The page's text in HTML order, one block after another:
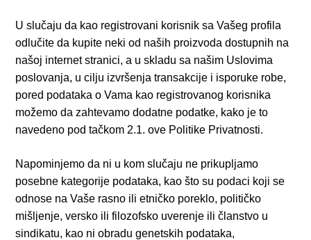
U slučaju da kao registrovani korisnik sa Vašeg profila
odlučite da kupite neki od naših proizvoda dostupnih na
našoj internet stranici, a u skladu sa našim Uslovima
poslovanja, u cilju izvršenja transakcije i isporuke robe,
pored podataka o Vama kao registrovanog korisnika
možemo da zahtevamo dodatne podatke, kako je to
navedeno pod tačkom 2.1. ove Politike Privatnosti.
Napominjemo da ni u kom slučaju ne prikupljamo
posebne kategorije podataka, kao što su podaci koji se
odnose na Vaše rasno ili etničko poreklo, političko
mišljenje, versko ili filozofsko uverenje ili članstvo u
sindikatu, kao ni obradu genetskih podataka,